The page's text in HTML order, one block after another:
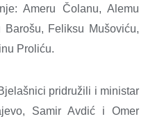
Ameru Čolanu, Alemu
Feliksu Mušoviću,
Proliću.
pridružili i ministar
Samir Avdić i Omer